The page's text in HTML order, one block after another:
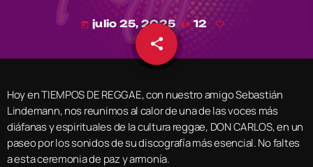
today julio 25, 2025 12
share
email
Hoy en TIEMPOS DE REGGAE, con nuestro amigo Sebastián
Lindemann, nos reunimos al calor de una de las voces más
diáfanas y espirituales de la cultura reggae, DON CARLOS, en un
paseo por los sonidos de su discografía más esencial. No faltes
a esta ceremonia de paz y armonía.